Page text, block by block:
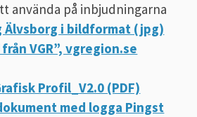
använda på inbjudningarna
Älvsborg i bildformat (jpg)
VGR”, vgregion.se
Profil_V2.0 (PDF)
med logga Pingst